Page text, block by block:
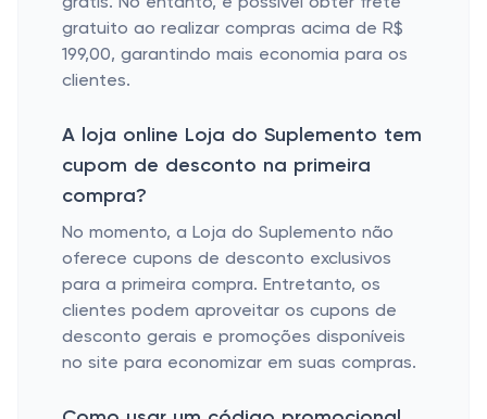
gratuito ao realizar compras acima de R$
199,00, garantindo mais economia para os
clientes.
A loja online Loja do Suplemento tem
cupom de desconto na primeira
compra?
No momento, a Loja do Suplemento não
oferece cupons de desconto exclusivos
para a primeira compra. Entretanto, os
clientes podem aproveitar os cupons de
desconto gerais e promoções disponíveis
no site para economizar em suas compras.